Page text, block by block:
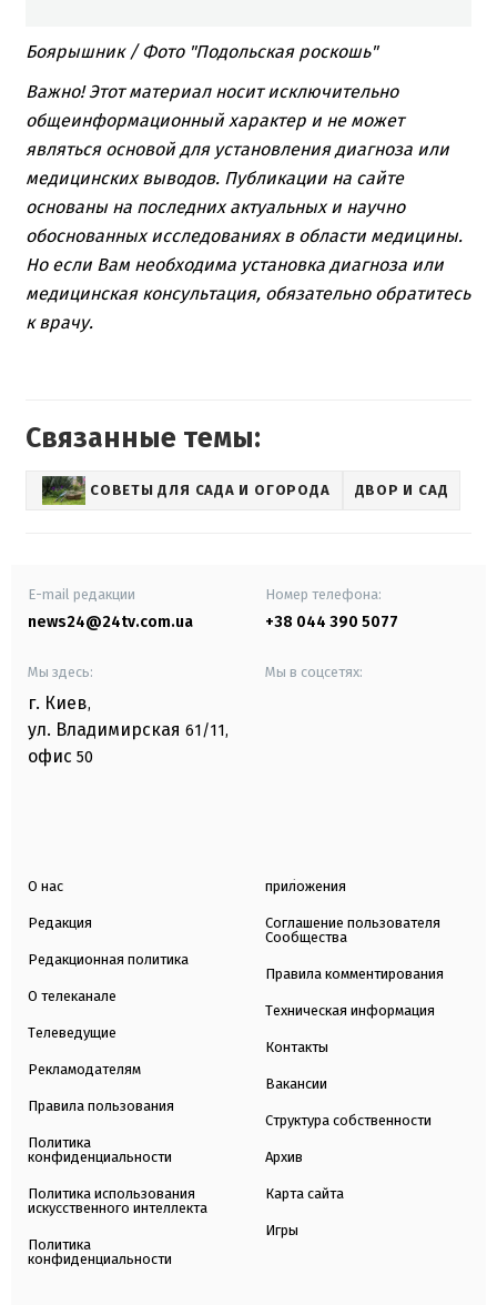
Боярышник / Фото "Подольская роскошь"
Важно! Этот материал носит исключительно
общеинформационный характер и не может
являться основой для установления диагноза или
медицинских выводов. Публикации на сайте
основаны на последних актуальных и научно
обоснованных исследованиях в области медицины.
Но если Вам необходима установка диагноза или
медицинская консультация, обязательно обратитесь
к врачу.
Связанные темы:
СОВЕТЫ ДЛЯ САДА И ОГОРОДА ДВОР И САД
E-mail редакции
news24@24tv.com.ua
Номер телефона:
+38 044 390 5077
Мы здесь:
г. Киев,
ул. Владимирская 61/11,
офис 50
Мы в соцсетях:
О нас
Редакция
Редакционная политика
О телеканале
Телеведущие
Рекламодателям
Правила пользования
Политика
конфиденциальности
Политика использования
искусственного интеллекта
Политика
конфиденциальности
приложения
Соглашение пользователя
Сообщества
Правила комментирования
Техническая информация
Контакты
Вакансии
Структура собственности
Архив
Карта сайта
Игры